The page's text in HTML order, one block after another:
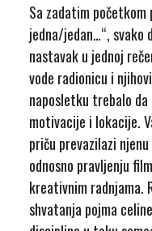
Sa zadatim početkom
jedna/jedan…“, svako
nastavak u jednoj
vode radionicu i
naposletku trebalo
motivacije i lokacije.
priču prevazilazi
odnosno pravljenju
kreativnim radnjama.
shvatanja pojma